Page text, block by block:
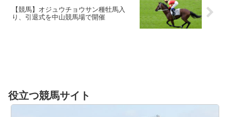
【競馬】オジュウチョウサン種牡馬入
り、引退式を中山競馬場で開催
役立つ競馬サイト